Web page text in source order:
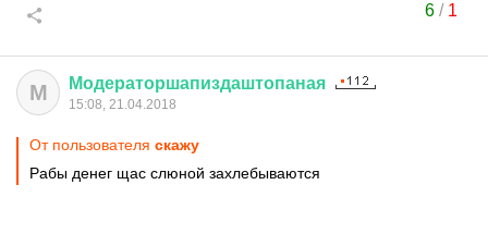
6/ 1
М Модераторшапиздаштопаная
15:08, 21.04.2018
От пользователя скажу
Рабы денег щас слюной захлебываются